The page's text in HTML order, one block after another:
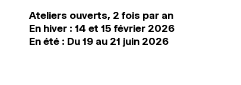
Ateliers ouverts, 2 fois par an
En hiver : 14 et 15 février 2026
En été : Du 19 au 21 juin 2026